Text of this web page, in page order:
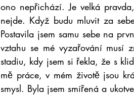
ono nepřichází. Je velká
nejde. Když budu mluvit za
Postavila jsem samu sebe na
vztahu se mé vyzařování musí
stadiu, kdy jsem si řekla, že s
mě práce, v mém životě jsou
smysl. Byla jsem smířená a